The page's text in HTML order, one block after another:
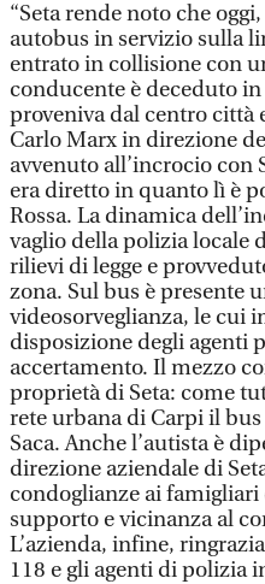
“Seta rende noto che
autobus in servizio sulla
entrato in collisione con
conducente è deceduto
proveniva dal centro città
Carlo Marx in direzione
avvenuto all’incrocio con
era diretto in quanto lì è
Rossa. La dinamica
vaglio della polizia locale
rilievi di legge e
zona. Sul bus è presente
videosorveglianza, le cui
disposizione degli agenti
accertamento. Il mezzo
proprietà di Seta: come
rete urbana di Carpi il
Saca. Anche l’autista è
direzione aziendale di
condoglianze ai
supporto e vicinanza al
L’azienda, infine,
118 e gli agenti di polizia